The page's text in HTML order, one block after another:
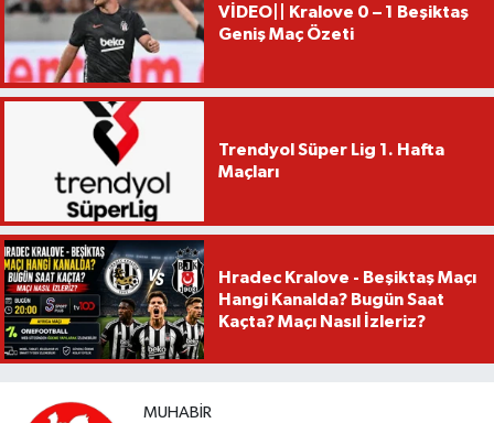
VİDEO|| Kralove 0 – 1 Beşiktaş
Geniş Maç Özeti
Trendyol Süper Lig 1. Hafta
Maçları
Hradec Kralove - Beşiktaş Maçı
Hangi Kanalda? Bugün Saat
Kaçta? Maçı Nasıl İzleriz?
MUHABIR